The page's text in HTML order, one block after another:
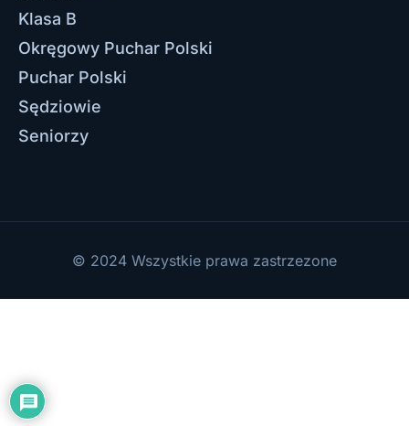
Klasa B
Okręgowy Puchar Polski
Puchar Polski
Sędziowie
Seniorzy
© 2024 Wszystkie prawa zastrzezone